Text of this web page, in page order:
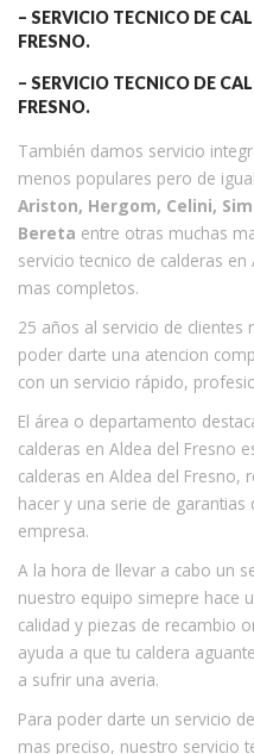
– SERVICIO TECNICO DE
FRESNO.
– SERVICIO TECNICO DE
FRESNO.
También damos servicio
menos populares pero de
Ariston, Hergom, Celini,
Bereta entre otras muchas
servicio tecnico de calderas
mas completos.
25 años al servicio de
poder darte una atencion
con un servicio rápido,
El área o departamento
calderas en Aldea del Fresno
calderas en Aldea del Fresno,
hacer y una serie de
empresa.
A la hora de llevar a cabo un
nuestro equipo simepre hace
calidad y piezas de recambio
ayuda a que tu caldera
a sufrir una averia.
Para poder darte un servicio
mas preciso, nuestro servicio